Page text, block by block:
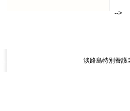
-->
淡路島特別養